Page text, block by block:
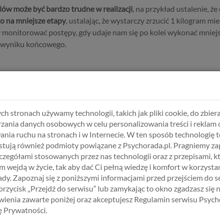
może być bardzo trudne w realizacji, na przykład ustalenie,
na mniejsze etapy, ustalając, że wystarczy zrzucić 1 kilogram
postępy, gdy udaje nam się po kolei wykonać
końcowego.
to nasza motywacja, a więcdlaczego lub dla kogo
podjętych działań. To, że jest na początku wysoka
postępów czy pozytywne sygnały z otoczenia.
tak ważne i dlaczego chcesz je zrealizować – to skutecznie
się być celem konkretnie sformułowanym, wystarczy
? Być asertywnym,
stronach używamy technologii, takich jak pliki cookie, do
danych osobowych w celu personalizowania treści i reklam
ruchu na stronach i w Internecie. W ten sposób technologię
również podmioty powiązane z Psychorada.pl. Pragniemy
stosowanych przez nas technologii oraz z przepisami,
wejdą w życie, tak aby dać Ci pełną wiedzę i komfort w
Zapoznaj się z poniższymi informacjami przed przejściem do
„Przejdź do serwisu” lub zamykając to okno zgadzasz się
zawarte poniżej oraz akceptujesz Regulamin serwisu
Prywatności.